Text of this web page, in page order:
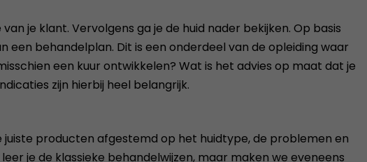
je klant. Vervolgens ga je de huid nader bekijken. Op basis
behandelplan. Dit is een onderdeel van de opleiding waar
een kuur ontwikkelen? Wat is het advies op maat dat je
zijn hierbij heel belangrijk.
producten afgestemd op het huidtype, de problemen en
je de klassieke behandelwijzen, maar maken we eveneens